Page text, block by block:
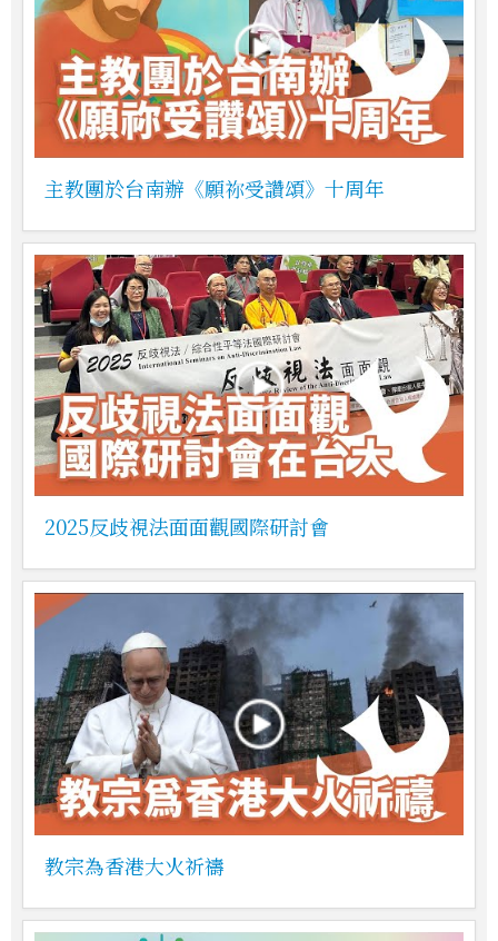
主教團於台南辦《願祢受讚頌》十周年
2025反歧視法面面觀國際研討會
教宗為香港大火祈禱